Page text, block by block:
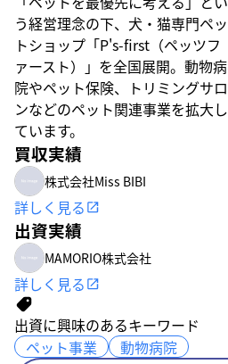
う経営理念の下、犬・猫専門ペッ
トショップ「P's-first（ペッツフ
ァースト）」を全国展開。動物病
院やペット保険、トリミングサロ
ンなどのペット関連事業を拡大し
ています。
買収実績
株式会社Miss BIBI
詳しく見る
出資実績
MAMORIO株式会社
詳しく見る
出資に興味のあるキーワード
ペット事業
動物病院
ペット事業 動物病院